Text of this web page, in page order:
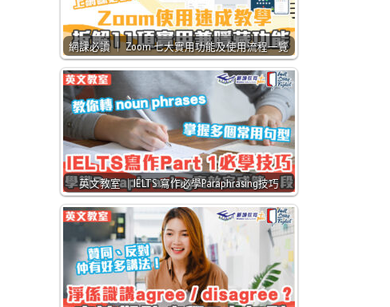
網課必讀 ｜ Zoom 七大實用功能及使用流程一覽
英文教室 ｜IELTS 寫作必學Paraphrasing技巧